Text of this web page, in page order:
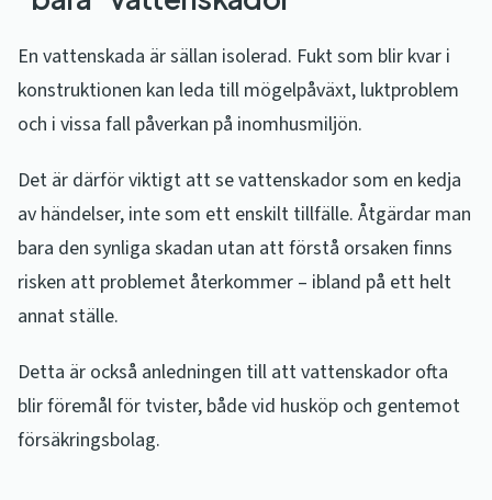
En vattenskada är sällan isolerad. Fukt som blir kvar i
konstruktionen kan leda till mögelpåväxt, luktproblem
och i vissa fall påverkan på inomhusmiljön.
Det är därför viktigt att se vattenskador som en kedja
av händelser, inte som ett enskilt tillfälle. Åtgärdar man
bara den synliga skadan utan att förstå orsaken finns
risken att problemet återkommer – ibland på ett helt
annat ställe.
Detta är också anledningen till att vattenskador ofta
blir föremål för tvister, både vid husköp och gentemot
försäkringsbolag.